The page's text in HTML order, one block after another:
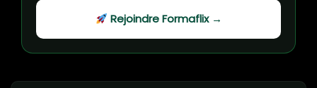
Rejoindre Formaflix →